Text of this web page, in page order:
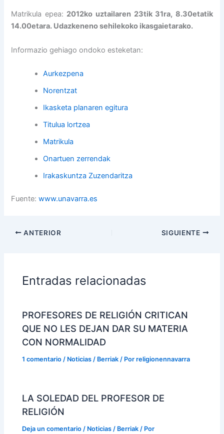
Matrikula epea: 2012ko uztailaren 23tik 31ra, 8.30etatik
14.00etara. Udazkeneno sehilekoko ikasgaietarako.
Informazio gehiago ondoko esteketan:
Aurkezpena
Norentzat
Ikasketa planaren egitura
Titulua lortzea
Matrikula
Onartuen zerrendak
Irakaskuntza Zuzendaritza
Fuente:www.unavarra.es
ANTERIOR SIGUIENTE
Entradas relacionadas
PROFESORES DE RELIGIÓN CRITICAN
QUE NO LES DEJAN DAR SU MATERIA
CON NORMALIDAD
1 comentario / Noticias / Berriak / Porreligionennavarra
LA SOLEDAD DEL PROFESOR DE
RELIGIÓN
Deja un comentario / Noticias / Berriak / Por